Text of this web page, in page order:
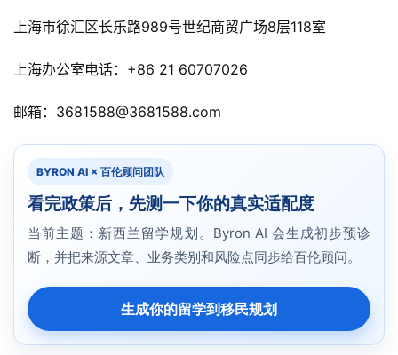
上海市徐汇区长乐路989号世纪商贸广场8层118室
上海办公室电话：+86 21 60707026
邮箱：3681588@3681588.com
BYRON AI × 百伦顾问团队
看完政策后，先测一下你的真实适配度
当前主题：新西兰留学规划。Byron AI 会生成初步预诊
断，并把来源文章、业务类别和风险点同步给百伦顾问。
生成你的留学到移民规划